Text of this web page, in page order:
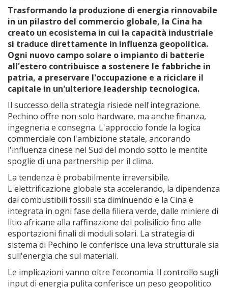
Trasformando la produzione di energia rinnovabile
in un pilastro del commercio globale, la Cina ha
creato un ecosistema in cui la capacità industriale
si traduce direttamente in influenza geopolitica.
Ogni nuovo campo solare o impianto di batterie
all'estero contribuisce a sostenere le fabbriche in
patria, a preservare l'occupazione e a riciclare il
capitale in un'ulteriore leadership tecnologica.
Il successo della strategia risiede nell'integrazione.
Pechino offre non solo hardware, ma anche finanza,
ingegneria e consegna. L'approccio fonde la logica
commerciale con l'ambizione statale, ancorando
l'influenza cinese nel Sud del mondo sotto le mentite
spoglie di una partnership per il clima.
La tendenza è probabilmente irreversibile.
L'elettrificazione globale sta accelerando, la dipendenza
dai combustibili fossili sta diminuendo e la Cina è
integrata in ogni fase della filiera verde, dalle miniere di
litio africane alla raffinazione del polisilicio fino alle
esportazioni finali di moduli solari. La strategia di
sistema di Pechino le conferisce una leva strutturale sia
sull'energia che sui materiali.
Le implicazioni vanno oltre l'economia. Il controllo sugli
input di energia pulita conferisce un peso geopolitico